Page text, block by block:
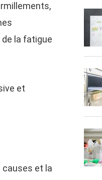
la fatigue
et
causes et la